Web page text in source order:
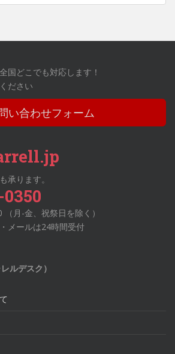
国どこでも対応します！
ださい
い合わせフォーム
承ります。
月-金、祝祭日を除く）
メールは24時間受付
ルデスク）